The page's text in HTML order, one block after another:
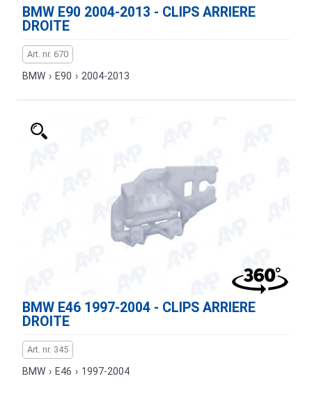
BMW E90 2004-2013 - CLIPS ARRIERE
DROITE
Art. nr. 670
BMW › E90 › 2004-2013
BMW E46 1997-2004 - CLIPS ARRIERE
DROITE
Art. nr. 345
BMW › E46 › 1997-2004